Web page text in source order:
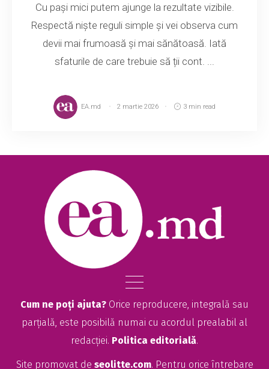
Cu pași mici putem ajunge la rezultate vizibile.
Respectă niște reguli simple și vei observa cum
devii mai frumoasă și mai sănătoasă. Iată
sfaturile de care trebuie să ții cont. ...
EA.md 2 martie 2026 3 min read
Cum ne poți ajuta? Orice reproducere, integrală sau
parțială, este posibilă numai cu acordul prealabil al
redacției. Politica editorială.
Site promovat de seolitte.com. Pentru orice întrebare